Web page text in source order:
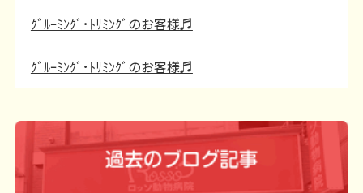
ｸﾞﾙｰﾐﾝｸﾞ･ﾄﾘﾐﾝｸﾞのお客様♬
ｸﾞﾙｰﾐﾝｸﾞ･ﾄﾘﾐﾝｸﾞのお客様♬